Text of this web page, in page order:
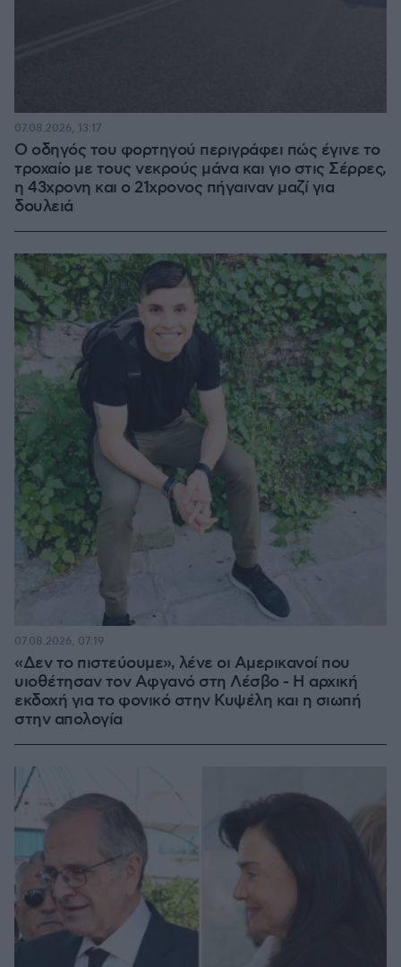
Ο οδηγός του φορτηγού περιγράφει πώς έγινε το
τροχαίο με τους νεκρούς μάνα και γιο στις Σέρρες,
η 43χρονη και ο 21χρονος πήγαιναν μαζί για
δουλειά
07.08.2026, 13:17
«Δεν το πιστεύουμε», λένε οι Αμερικανοί που
υιοθέτησαν τον Αφγανό στη Λέσβο - Η αρχική
εκδοχή για το φονικό στην Κυψέλη και η σιωπή
στην απολογία
07.08.2026, 07:19